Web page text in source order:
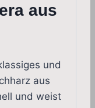
aus
und
aus
und weist